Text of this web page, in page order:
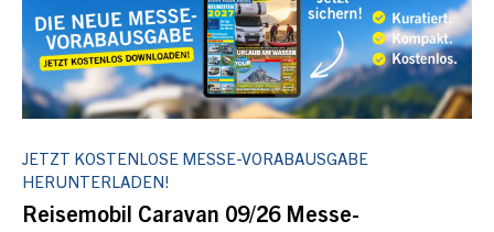
JETZT KOSTENLOSE MESSE-VORABAUSGABE
HERUNTERLADEN!
Reisemobil Caravan 09/26 Messe-